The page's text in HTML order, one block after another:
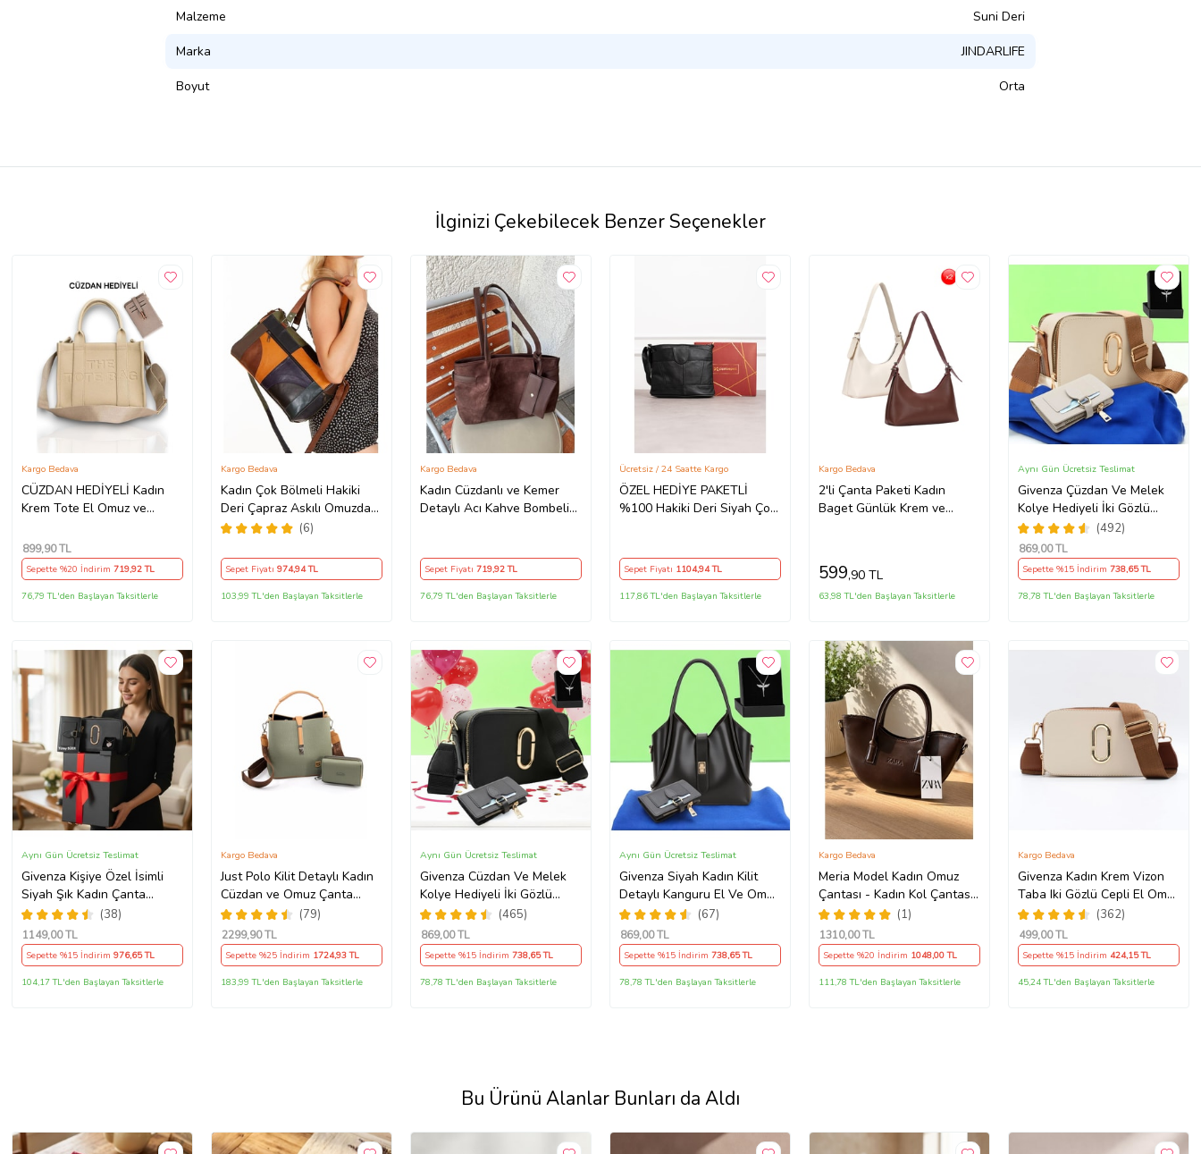
Malzeme Suni Deri
Marka JINDARLIFE
Boyut Orta
İlginizi Çekebilecek Benzer Seçenekler
CÜZDAN HEDİYELİ Kadın
Krem Tote El Omuz ve
Desen,Tokalı,Fermuarlı Orta
Boy,Büyük Boy Cüzdan
(Krem)
Kargo Bedava
899,90 TL
Sepette %20 İndirim 719,92 TL
76,79 TL'den Başlayan Taksitlerle
Kadın Çok Bölmeli Hakiki
Deri Çapraz Askılı Omuzda
ve Elde Kullanıma Uygun
(6)
Kargo Bedava
Sepet Fiyatı 974,94 TL
103,99 TL'den Başlayan Taksitlerle
Kadın Cüzdanlı ve Kemer
Detaylı Acı Kahve Bombeli
Kargo Bedava
Sepet Fiyatı 719,92 TL
76,79 TL'den Başlayan Taksitlerle
ÖZEL HEDİYE PAKETLİ
%100 Hakiki Deri Siyah Çok
Günlük Kadın Deri Çanta
Ücretsiz / 24 Saatte Kargo
Sepet Fiyatı 1104,94 TL
117,86 TL'den Başlayan Taksitlerle
2'li Çanta Paketi Kadın
Baget Günlük Krem ve
Kargo Bedava
599,90 TL
63,98 TL'den Başlayan Taksitlerle
Givenza Çüzdan Ve Melek
Kolye Hediyeli İki Gözlü
Cepli El Omuz Çanta (Krem)
(492)
Aynı Gün Ücretsiz Teslimat
869,00 TL
Sepette %15 İndirim738,65 TL
78,78 TL'den Başlayan Taksitlerle
Givenza Kişiye Özel İsimli
Siyah Şık Kadın Çanta
Cüzdan Ve Kolye Hediyeli &
Hediye Kutusu Seti (D.Siyah)
(38)
Aynı Gün Ücretsiz Teslimat
1149,00 TL
Sepette %15 İndirim 976,65 TL
104,17 TL'den Başlayan Taksitlerle
Just Polo Kilit Detaylı Kadın
Cüzdan ve Omuz Çanta
Kombini PBU4002-1004
(Yeşil)
(79)
Kargo Bedava
2299,90 TL
Sepette %25 İndirim 1724,93 TL
183,99 TL'den Başlayan Taksitlerle
Givenza Cüzdan Ve Melek
Kolye Hediyeli İki Gözlü
Cepli El Omuz Çanta (Siyah)
(465)
Aynı Gün Ücretsiz Teslimat
869,00 TL
Sepette %15 İndirim 738,65 TL
78,78 TL'den Başlayan Taksitlerle
Givenza Siyah Kadın Kilit
Detaylı Kanguru El Ve Omuz
Çantası Yavru Çantalı
Cüzdan Ve Kolye Hediyeli
(67)
Aynı Gün Ücretsiz Teslimat
869,00 TL
Sepette %15 İndirim 738,65 TL
78,78 TL'den Başlayan Taksitlerle
Meria Model Kadın Omuz
Çantası - Kadın Kol Çantası
- Kadın Çanta - Günlük
Kadın Çantası - Hediye
Çanta - Çapraz Askılı Kadın
Çantası
(1)
Kargo Bedava
1310,00 TL
Sepette %20 İndirim 1048,00 TL
111,78 TL'den Başlayan Taksitlerle
Givenza Kadın Krem Vizon
Taba Iki Gözlü Cepli El Omuz
Çanta (Vizon) (362)
Kargo Bedava
499,00 TL
Sepette %15 İndirim 424,15 TL
45,24 TL'den Başlayan Taksitlerle
Bu Ürünü Alanlar Bunları da Aldı